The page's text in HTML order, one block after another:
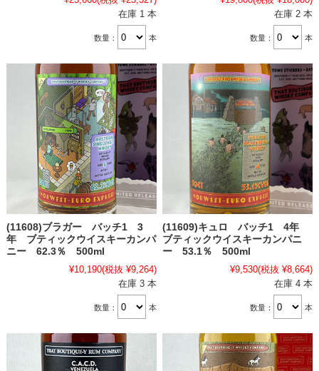
在庫 1 本
数量： 本
在庫 2 本
数量： 本
(11608)ブラガー バッチ1 3
年 ブティックウイスキーカンパ
ニー 62.3％ 500ml
¥10,190(税抜 ¥9,264)
在庫 3 本
数量： 本
(11609)キュロ バッチ1 4年
ブティックウイスキーカンパニ
ー 53.1％ 500ml
¥9,530(税抜 ¥8,664)
在庫 4 本
数量： 本